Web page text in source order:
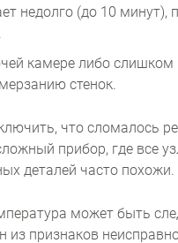
недолго (до 10 минут),
камере либо
стенок.
что сломалось
прибор, где все
деталей часто похожи.
может быть
из признаков